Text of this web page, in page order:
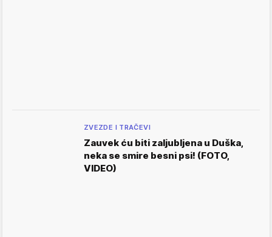
ZVEZDE I TRAČEVI
Zauvek ću biti zaljubljena u Duška,
neka se smire besni psi! (FOTO,
VIDEO)